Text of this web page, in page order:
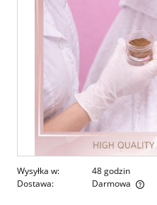
Wysyłka w:
48 godzin
Dostawa:
Darmowa
Cena nie zawiera